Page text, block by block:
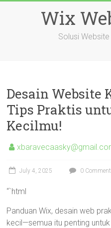
Wix
Solusi
Desain Website
Tips Praktis
Kecilmu!
July 4, 2025 0 Comment
“`html
Panduan Wix, desain web
kecil—semua itu penting